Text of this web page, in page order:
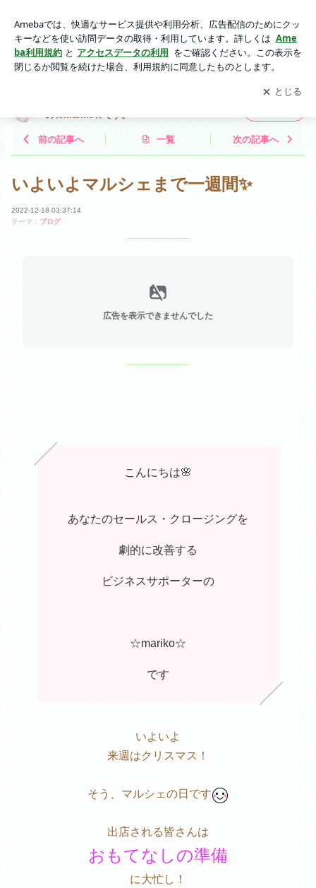
スナビゲーターの☆mariko☆です。
アプリをダウンロードして ブログの更新通知
を受け取りまし
ょう。
開く
の☆mariko☆です。
前の記事へ 一覧 次の記事へ
いよいよマルシェまで一週間✨
2022-12-18 03:37:14
テーマ： ブログ
広告を表示できませんでした
こんにちは🌸
あなたのセールス・クロージングを
劇的に改善する
ビジネスサポーターの
☆mariko☆
です
いよいよ
来週はクリスマス！
そう、マルシェの日です
出店される皆さんは
おもてなしの準備
に大忙し！